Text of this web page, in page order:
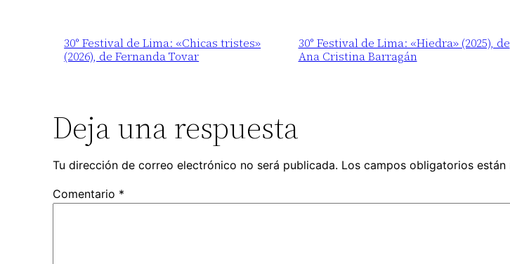
30° Festival de Lima: «Chicas tristes»
(2026), de Fernanda Tovar
30° Festival de Lima: «Hiedra» (2025), de
Ana Cristina Barragán
Deja una respuesta
Tu dirección de correo electrónico no será publicada. Los campos obligatorios están
Comentario *